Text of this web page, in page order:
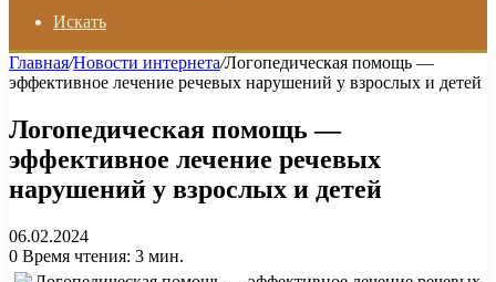
Искать
Главная/Новости интернета/Логопедическая помощь —
эффективное лечение речевых нарушений у взрослых и детей
Логопедическая помощь —
эффективное лечение речевых
нарушений у взрослых и детей
06.02.2024
0 Время чтения: 3 мин.